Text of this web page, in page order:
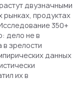
двузначными
рынках, продуктах
350+
дело не в
зрелости
данных
их в